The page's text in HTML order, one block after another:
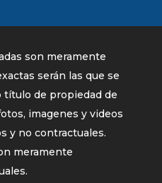
son meramente
serán las que se
de propiedad de
imagenes y videos
y no contractuales.
meramente